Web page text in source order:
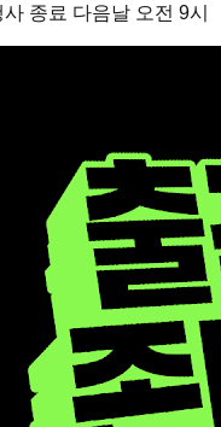
사 종료 다음날 오전 9시